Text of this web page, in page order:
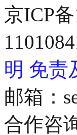
京ICP
明 免责
邮箱：
合作咨